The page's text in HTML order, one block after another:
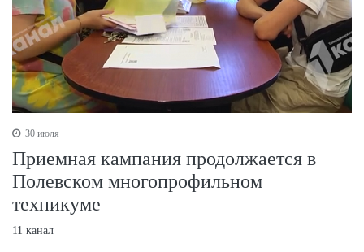
30 июля
Приемная кампания продолжается в
Полевском многопрофильном
техникуме
11 канал